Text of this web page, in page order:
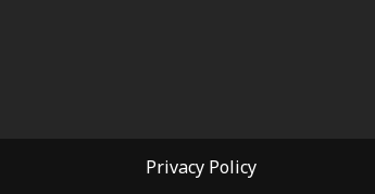
Privacy Policy